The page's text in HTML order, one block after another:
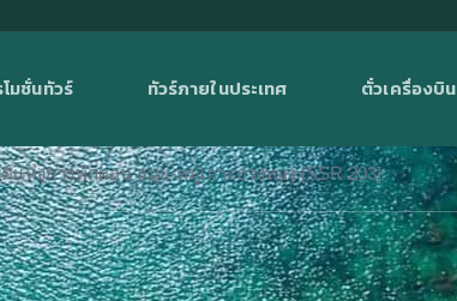
โมชั่นทัวร์ ทัวร์ภายในประเทศ ตั๋วเครื่องบิน
แห่งการพักผ่อน สมุย-หมู่เกาะอ่างทอง [SSR 203]